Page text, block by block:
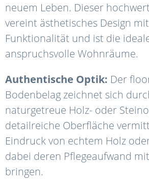
neuem Leben. Dieser
vereint ästhetisches Design
Funktionalität und ist die
anspruchsvolle Wohnräume.
Authentische Optik: Der
Bodenbelag zeichnet sich
naturgetreue Holz- oder
detailreiche Oberfläche
Eindruck von echtem Holz
dabei deren Pflegeaufwand
bringen.